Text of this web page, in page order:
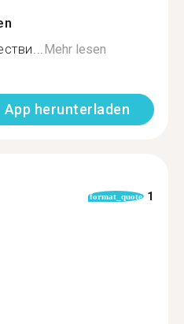
Mehr lesen
App herunterladen
format_quote 1